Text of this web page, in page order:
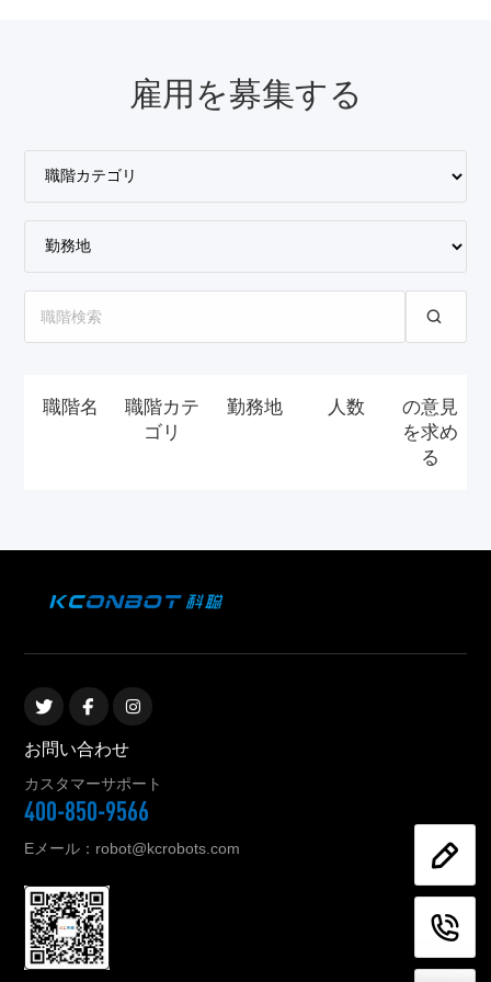
雇用を募集する
職階名
職階カテ
ゴリ
勤務地 人数
の意見
を求め
る
お問い合わせ
カスタマーサポート
400-850-9566
Eメール：robot@kcrobots.com